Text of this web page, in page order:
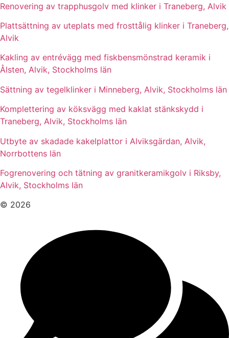
Renovering av trapphusgolv med klinker i Traneberg, Alvik
Plattsättning av uteplats med frosttålig klinker i Traneberg,
Alvik
Kakling av entrévägg med fiskbensmönstrad keramik i
Ålsten, Alvik, Stockholms län
Sättning av tegelklinker i Minneberg, Alvik, Stockholms län
Komplettering av köksvägg med kaklat stänkskydd i
Traneberg, Alvik, Stockholms län
Utbyte av skadade kakelplattor i Alviksgärdan, Alvik,
Norrbottens län
Fogrenovering och tätning av granitkeramikgolv i Riksby,
Alvik, Stockholms län
© 2026